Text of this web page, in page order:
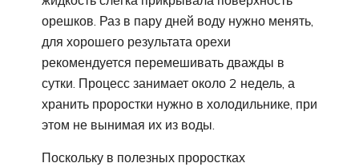
орешков. Раз в пару дней воду нужно менять,
для хорошего результата орехи
рекомендуется перемешивать дважды в
сутки. Процесс занимает около 2 недель, а
хранить проростки нужно в холодильнике, при
этом не вынимая их из воды.
Поскольку в полезных проростках